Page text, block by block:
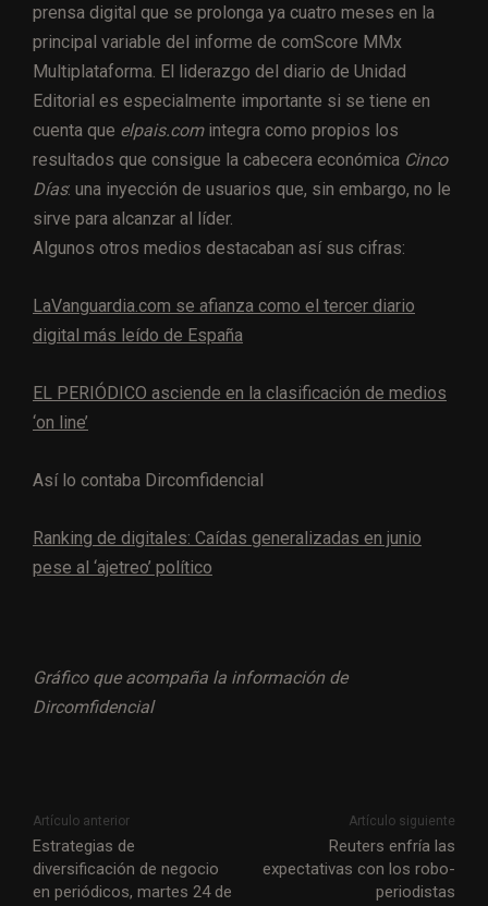
prensa digital que se prolonga ya cuatro meses en la
principal variable del informe de comScore MMx
Multiplataforma. El liderazgo del diario de Unidad
Editorial es especialmente importante si se tiene en
cuenta que elpais.comintegra como propios los
resultados que consigue la cabecera económica Cinco
Días: una inyección de usuarios que, sin embargo, no le
sirve para alcanzar al líder.
Algunos otros medios destacaban así sus cifras:
LaVanguardia.com se afianza como el tercer diario
digital más leído de España
EL PERIÓDICO asciende en la clasificación de medios
‘on line’
Así lo contaba Dircomfidencial
Ranking de digitales: Caídas generalizadas en junio
pese al ‘ajetreo’ político
Gráfico que acompaña la información de
Dircomfidencial
Artículo anterior
Estrategias de
diversificación de negocio
en periódicos, martes 24 de
Artículo siguiente
Reuters enfría las
expectativas con los robo-
periodistas